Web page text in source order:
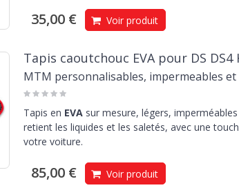
35,00 € Voir produit
Tapis caoutchouc EVA pour DS DS4
MTM personnalisables, impermeables
Tapis en EVAsur mesure, légers,
retient les liquides et les saletés, avec une
votre voiture.
85,00 € Voir produit